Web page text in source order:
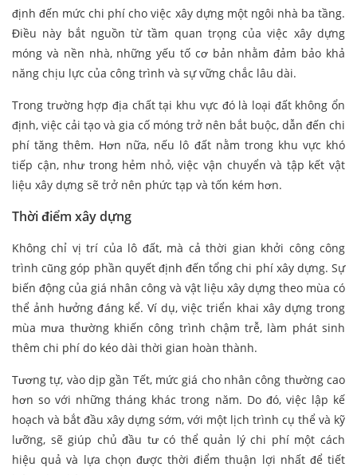
định đến mức chi phí cho việc xây dựng một ngôi nhà ba tầng.
Điều này bắt nguồn từ tầm quan trọng của việc xây dựng
móng và nền nhà, những yếu tố cơ bản nhằm đảm bảo khả
năng chịu lực của công trình và sự vững chắc lâu dài.
Trong trường hợp địa chất tại khu vực đó là loại đất không ổn
định, việc cải tạo và gia cố móng trở nên bắt buộc, dẫn đến chi
phí tăng thêm. Hơn nữa, nếu lô đất nằm trong khu vực khó
tiếp cận, như trong hẻm nhỏ, việc vận chuyển và tập kết vật
liệu xây dựng sẽ trở nên phức tạp và tốn kém hơn.
Thời điểm xây dựng
Không chỉ vị trí của lô đất, mà cả thời gian khởi công công
trình cũng góp phần quyết định đến tổng chi phí xây dựng. Sự
biến động của giá nhân công và vật liệu xây dựng theo mùa có
thể ảnh hưởng đáng kể. Ví dụ, việc triển khai xây dựng trong
mùa mưa thường khiến công trình chậm trễ, làm phát sinh
thêm chi phí do kéo dài thời gian hoàn thành.
Tương tự, vào dịp gần Tết, mức giá cho nhân công thường cao
hơn so với những tháng khác trong năm. Do đó, việc lập kế
hoạch và bắt đầu xây dựng sớm, với một lịch trình cụ thể và kỹ
lưỡng, sẽ giúp chủ đầu tư có thể quản lý chi phí một cách
hiệu quả và lựa chọn được thời điểm thuận lợi nhất để tiết